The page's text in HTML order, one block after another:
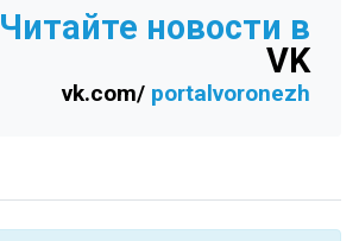
Читайте новости в
VK
vk.com/ portalvoronezh